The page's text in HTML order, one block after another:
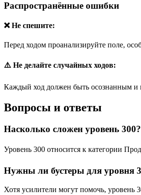
Распространённые ошибки
❌ Не спешите:
Перед ходом проанализируйте поле,
⚠️ Не делайте случайных ходов:
Каждый ход должен быть осознанным и
Вопросы и ответы
Насколько сложен уровень 300?
Уровень 300 относится к категории
Нужны ли бустеры для уровня
Хотя усилители могут помочь,